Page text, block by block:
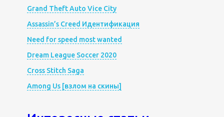
Grand Theft Auto Vice City
Assassin’s Creed Идентификация
Need for speed most wanted
Dream League Soccer 2020
Cross Stitch Saga
Among Us [взлом на скины]